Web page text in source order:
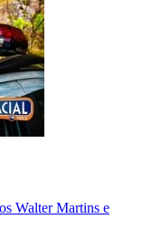
Walter Martins e